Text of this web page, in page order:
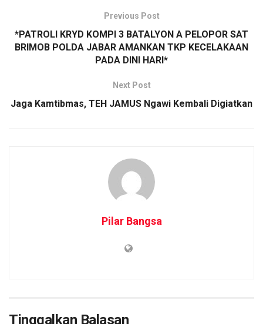
Previous Post
*PATROLI KRYD KOMPI 3 BATALYON A PELOPOR SAT
BRIMOB POLDA JABAR AMANKAN TKP KECELAKAAN
PADA DINI HARI*
Next Post
Jaga Kamtibmas, TEH JAMUS Ngawi Kembali Digiatkan
Pilar Bangsa
Tinggalkan Balasan